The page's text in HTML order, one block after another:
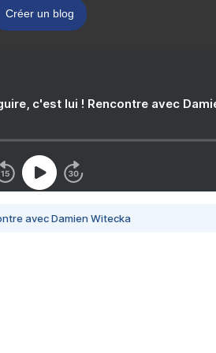
Créer un blog
c'est lui ! Rencontre avec
avec Damien Witecka